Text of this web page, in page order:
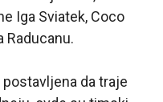
Iga Sviatek, Coco
Raducanu.
postavljena da traje